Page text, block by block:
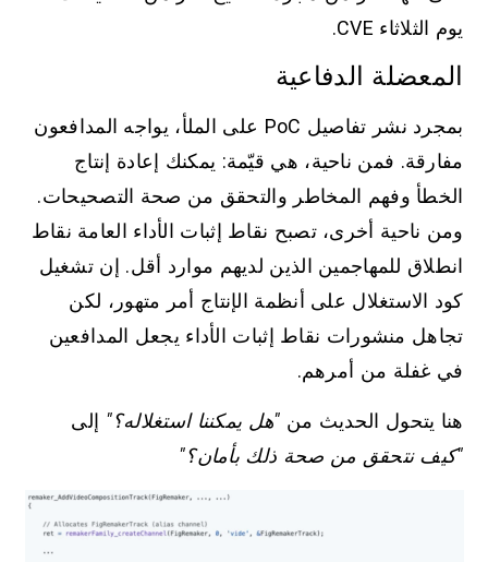
يوم الثلاثاء CVE.
المعضلة الدفاعية
بمجرد نشر تفاصيل PoC على الملأ، يواجه المدافعون
مفارقة. فمن ناحية، هي قيّمة: يمكنك إعادة إنتاج
الخطأ وفهم المخاطر والتحقق من صحة التصحيحات.
ومن ناحية أخرى، تصبح نقاط إثبات الأداء العامة نقاط
انطلاق للمهاجمين الذين لديهم موارد أقل. إن تشغيل
كود الاستغلال على أنظمة الإنتاج أمر متهور، لكن
تجاهل منشورات نقاط إثبات الأداء يجعل المدافعين
في غفلة من أمرهم.
هنا يتحول الحديث من "هل يمكننا استغلاله؟" إلى
"كيف نتحقق من صحة ذلك بأمان؟"